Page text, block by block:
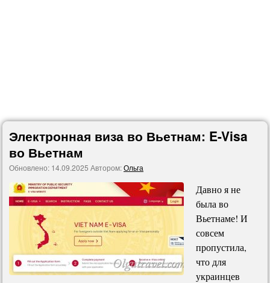
Электронная виза во Вьетнам: E-Visa
во Вьетнам
Обновлено: 14.09.2025 Автором:Ольга
Давно я не
была во
Вьетнаме! И
совсем
пропустила,
что для
украинцев